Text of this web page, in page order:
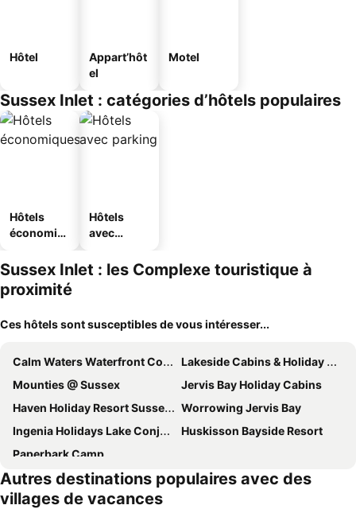
Hôtel
Appart’hôt
el
Motel
Sussex Inlet : catégories d’hôtels populaires
Hôtels
économiq
Hôtels
avec
Sussex Inlet : les Complexe touristique à
proximité
Ces hôtels sont susceptibles de vous intéresser...
Calm Waters Waterfront Cottages
Lakeside Cabins & Holiday Village
Mounties @ Sussex
Jervis Bay Holiday Cabins
Haven Holiday Resort Sussex Inlet
Worrowing Jervis Bay
Ingenia Holidays Lake Conjola
Huskisson Bayside Resort
Paperbark Camp
Autres destinations populaires avec des
villages de vacances